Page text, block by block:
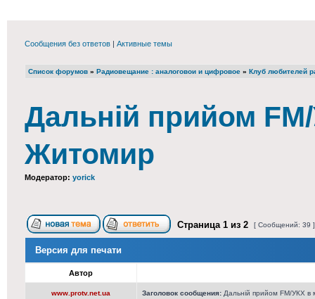
Сообщения без ответов | Активные темы
Список форумов » Радиовещание : аналоговои и цифровое » Клуб любителей
Дальній прийом
Житомир
Модератор: yorick
Страница 1 из 2 [ Сообщений: 39
Версия для печати
Автор
www.protv.net.ua Заголовок сообщения: Дальній прийом FM/УКХ